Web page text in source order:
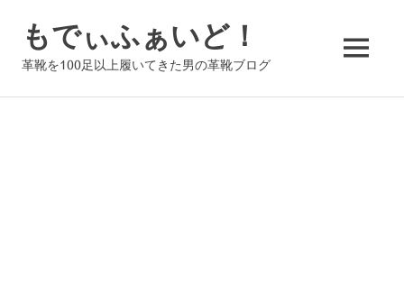
ツ
もでぃふぁいど！
革靴を100足以上履いてきた男の革靴ブログ MENU